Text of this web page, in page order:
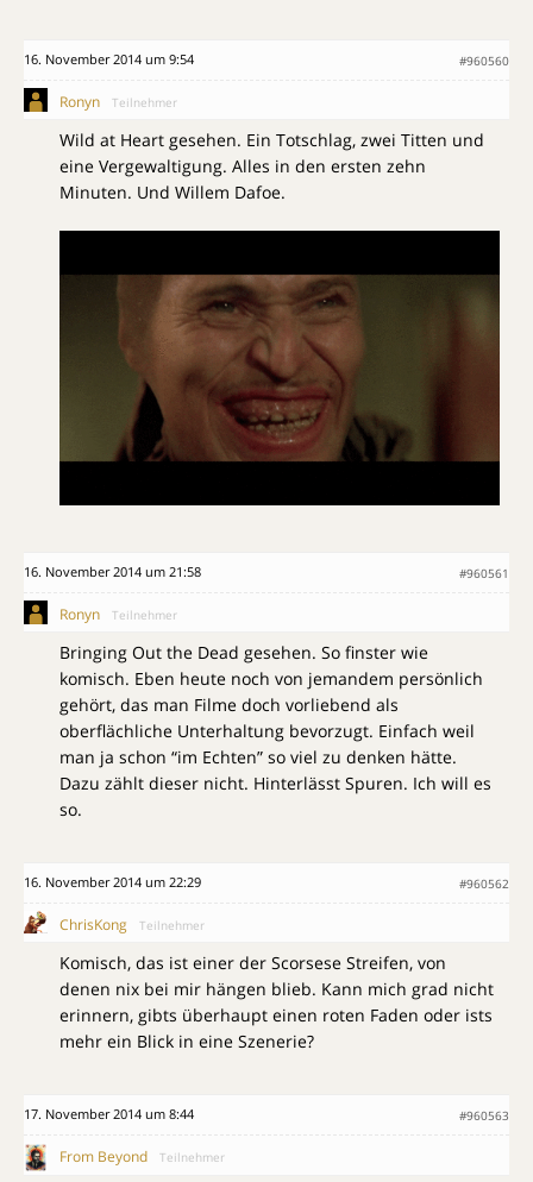
16. November 2014 um 9:54 #960560
Ronyn Teilnehmer
Wild at Heart gesehen. Ein Totschlag, zwei Titten und
eine Vergewaltigung. Alles in den ersten zehn
Minuten. Und Willem Dafoe.
16. November 2014 um 21:58 #960561
Ronyn Teilnehmer
Bringing Out the Dead gesehen. So finster wie
komisch. Eben heute noch von jemandem persönlich
gehört, das man Filme doch vorliebend als
oberflächliche Unterhaltung bevorzugt. Einfach weil
man ja schon “im Echten” so viel zu denken hätte.
Dazu zählt dieser nicht. Hinterlässt Spuren. Ich will es
so.
16. November 2014 um 22:29 #960562
ChrisKong Teilnehmer
Komisch, das ist einer der Scorsese Streifen, von
denen nix bei mir hängen blieb. Kann mich grad nicht
erinnern, gibts überhaupt einen roten Faden oder ists
mehr ein Blick in eine Szenerie?
17. November 2014 um 8:44 #960563
From Beyond Teilnehmer